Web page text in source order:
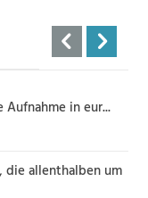
in eur...
die allenthalben um